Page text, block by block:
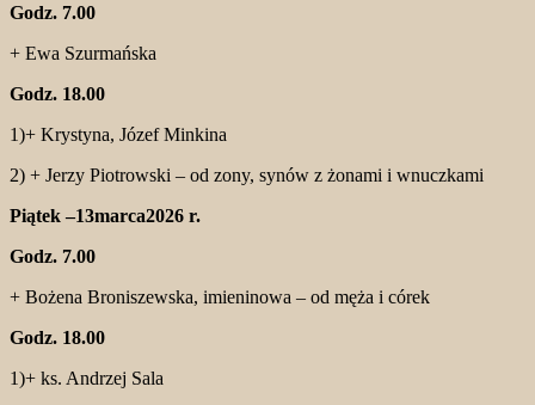
Godz. 7.00
+ Ewa Szurmańska
Godz. 18.00
1)+ Krystyna, Józef Minkina
2) + Jerzy Piotrowski – od zony, synów z żonami i wnuczkami
Piątek –13marca2026 r.
Godz. 7.00
+ Bożena Broniszewska, imieninowa – od męża i córek
Godz. 18.00
1)+ ks. Andrzej Sala